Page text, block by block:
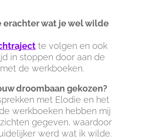
erachter wat je wel wilde
te volgen en ook
in stoppen door aan de
de werkboeken.
droombaan gekozen?
met Elodie en het
werkboeken hebben mij
gegeven, waardoor
werd wat ik wilde.